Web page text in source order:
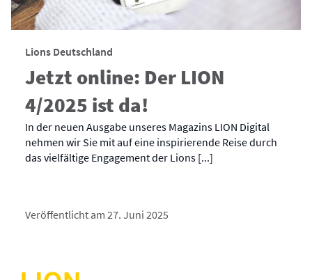
Lions Deutschland
Jetzt online: Der LION
4/2025 ist da!
In der neuen Ausgabe unseres Magazins LION Digital
nehmen wir Sie mit auf eine inspirierende Reise durch
das vielfältige Engagement der Lions [...]
Veröffentlicht am 27. Juni 2025